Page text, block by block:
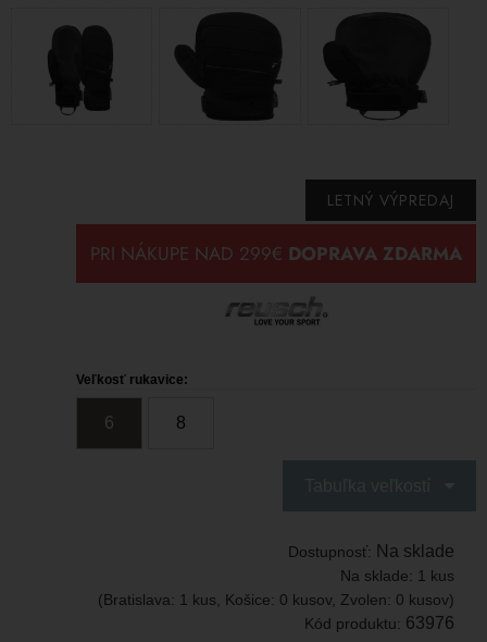
LETNÝ VÝPREDAJ
Veľkosť rukavice:
6 8
Dostupnosť: Na sklade
Na sklade: 1 kus
(Bratislava: 1 kus, Košice: 0 kusov, Zvolen: 0 kusov)
Kód produktu: 63976